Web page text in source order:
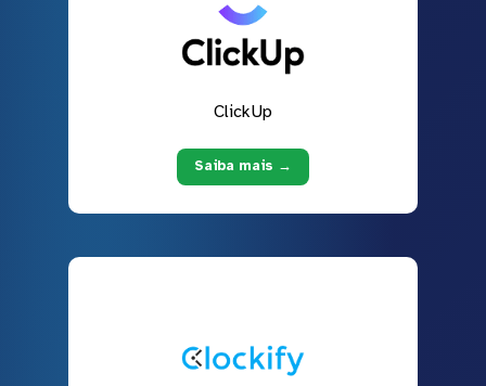
ClickUp
Saiba mais →